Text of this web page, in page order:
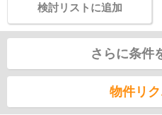
検討リストに追加
さらに条件
物件リ